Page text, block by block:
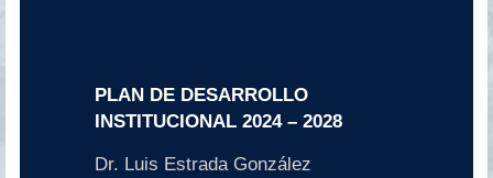
PLAN DE DESARROLLO
INSTITUCIONAL 2024 – 2028
Dr. Luis Estrada González